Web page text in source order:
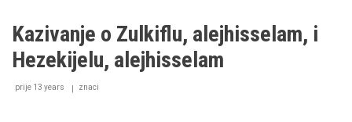
Lukmanu
Kazivanje o Zulkiflu, alejhisselam, i
Hezekijelu, alejhisselam
prije 13 years znaci